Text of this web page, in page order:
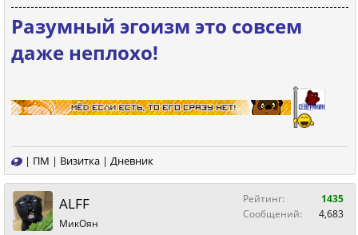
Разумный эгоизм это совсем
даже неплохо!
| ПМ | Визитка | Дневник
ALFF
МикОян
Рейтинг:
1435
Сообщений:
4,683